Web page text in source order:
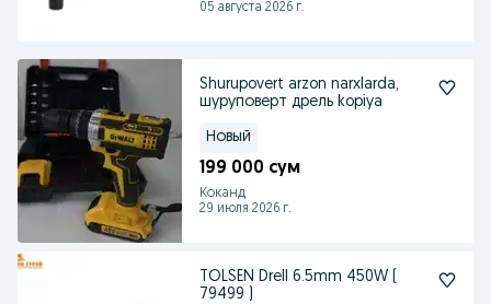
05 августа 2026 г.
Shurupovert arzon narxlarda,
шуруповерт дрель kopiya
Новый
199 000 сум
Коканд
29 июля 2026 г.
TOLSEN Drell 6.5mm 450W (
79499 )